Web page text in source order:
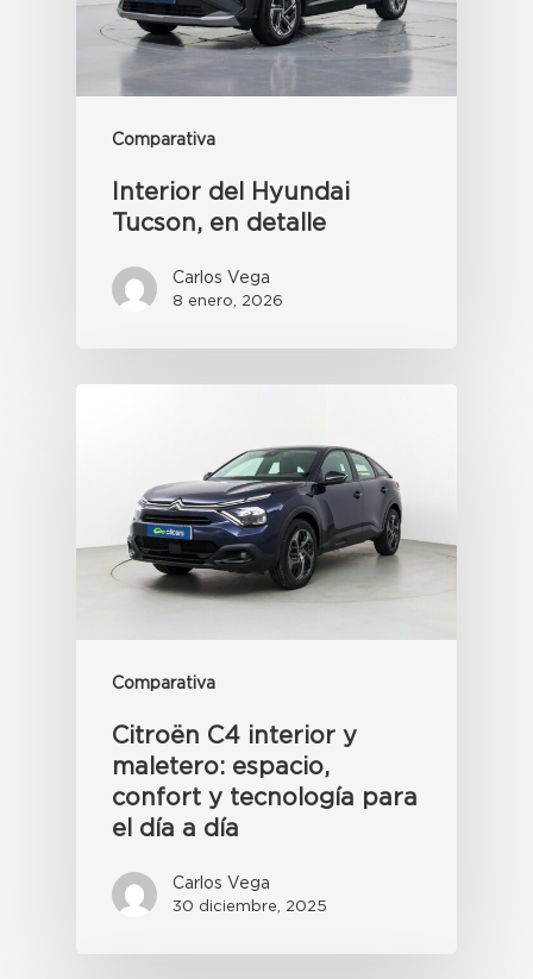
Comparativa
Interior del Hyundai
Tucson, en detalle
Carlos Vega
8 enero, 2026
Comparativa
Citroën C4 interior y
maletero: espacio,
confort y tecnología para
el día a día
Carlos Vega
30 diciembre, 2025